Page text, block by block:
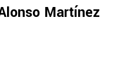
Martínez